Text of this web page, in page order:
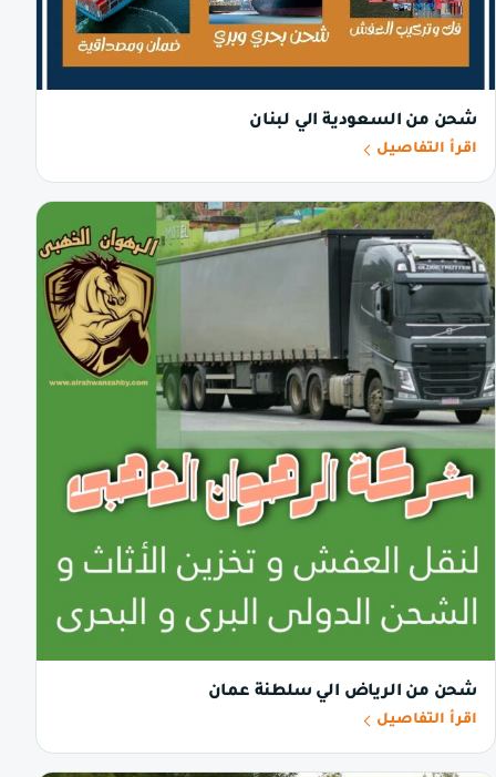
شحن من السعودية الي لبنان
اقرأ التفاصيل
شحن من الرياض الي سلطنة عمان
اقرأ التفاصيل